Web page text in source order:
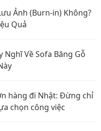
Ảnh (Burn-in) Không?
Quả
Về Sofa Băng Gỗ
hàng đi Nhật: Đừng chỉ
chọn công việc